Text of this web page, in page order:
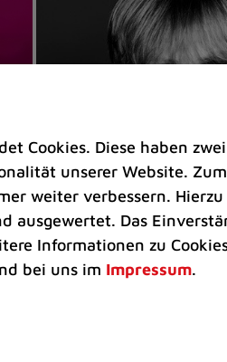
Veranstaltungen
Kultkicker Ansgar
Cookies. Diese haben
unserer Website.
weiter verbessern.
ausgewertet. Das
Informationen zu
bei uns im Impressum.